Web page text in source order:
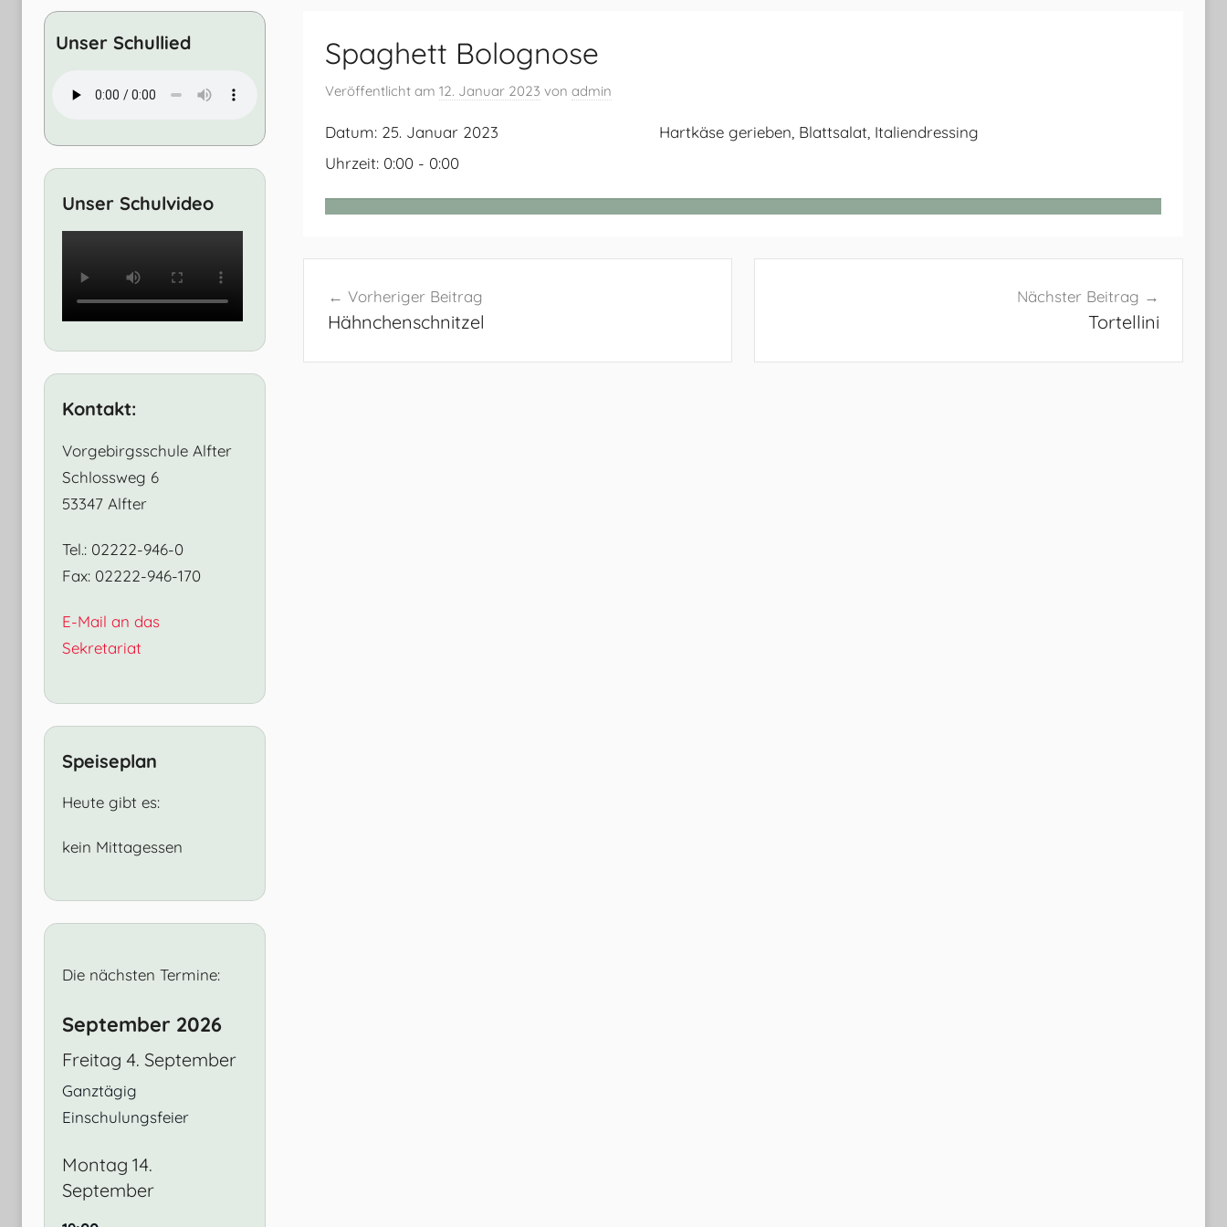
Spaghett Bolognose
Veröffentlicht am 12. Januar 2023 von admin
Datum: 25. Januar 2023
Uhrzeit: 0:00 - 0:00
Hartkäse gerieben, Blattsalat, Italiendressing
Vorheriger Beitrag
Hähnchenschnitzel
Nächster Beitrag
Tortellini
Unser Schullied
Unser Schulvideo
Kontakt:
Vorgebirgsschule Alfter
Schlossweg 6
53347 Alfter
Tel.: 02222-946-0
Fax: 02222-946-170
E-Mail an das
Sekretariat
Speiseplan
Heute gibt es:
kein Mittagessen
Die nächsten Termine:
September 2026
Freitag 4. September
Ganztägig
Einschulungsfeier
Montag 14.
September